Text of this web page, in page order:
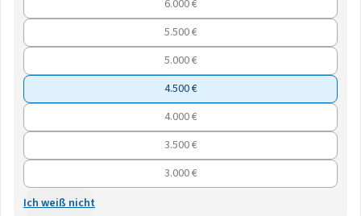
6.000 €
5.500 €
5.000 €
4.500 €
4.000 €
3.500 €
3.000 €
Ich weiß nicht